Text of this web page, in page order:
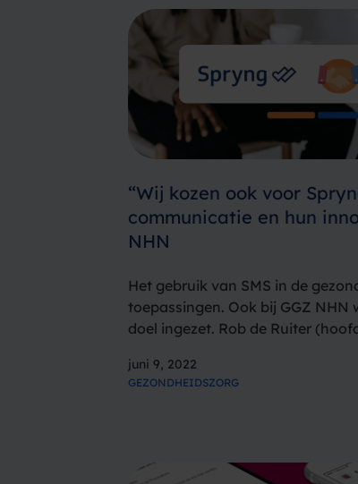
“Wij kozen ook voor
communicatie en hun
NHN
Het gebruik van SMS in de
toepassingen. Ook bij GGZ NHN
doel ingezet. Rob de Ruiter
verbinden van…
juni 9, 2022
GEZONDHEIDSZORG